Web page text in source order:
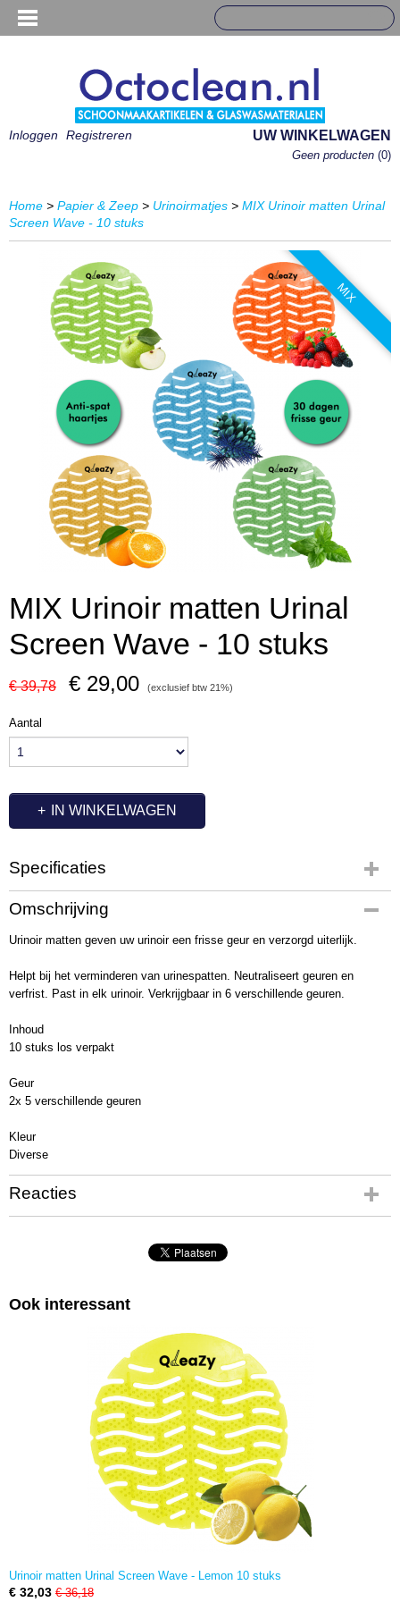
Inloggen Registreren UW WINKELWAGEN
Geen producten (0)
Home > Papier & Zeep > Urinoirmatjes > MIX Urinoir matten Urinal
Screen Wave - 10 stuks
MIX
MIX Urinoir matten Urinal
Screen Wave - 10 stuks
€ 39,78 € 29,00 (exclusief btw 21%)
Aantal
IN WINKELWAGEN
Specificaties
Productcode
QL1006
Omschrijving
Urinoir matten geven uw urinoir een frisse geur en verzorgd uiterlijk.
Helpt bij het verminderen van urinespatten. Neutraliseert geuren en
verfrist. Past in elk urinoir. Verkrijgbaar in 6 verschillende geuren.
Inhoud
10 stuks los verpakt
Geur
2x 5 verschillende geuren
Kleur
Diverse
Reacties
Ook interessant
Urinoir matten Urinal Screen Wave - Lemon 10 stuks
€ 32,03 € 36,18